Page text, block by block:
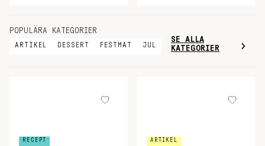
POPULÄRA KATEGORIER
ARTIKEL DESSERT FESTMAT JUL
SE ALLA
KATEGORIER
RECEPT
ARTIKEL